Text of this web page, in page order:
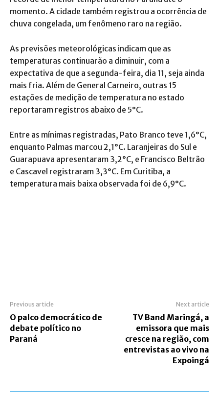
momento. A cidade também registrou a ocorrência de
chuva congelada, um fenômeno raro na região.
As previsões meteorológicas indicam que as
temperaturas continuarão a diminuir, com a
expectativa de que a segunda-feira, dia 11, seja ainda
mais fria. Além de General Carneiro, outras 15
estações de medição de temperatura no estado
reportaram registros abaixo de 5°C.
Entre as mínimas registradas, Pato Branco teve 1,6°C,
enquanto Palmas marcou 2,1°C. Laranjeiras do Sul e
Guarapuava apresentaram 3,2°C, e Francisco Beltrão
e Cascavel registraram 3,3°C. Em Curitiba, a
temperatura mais baixa observada foi de 6,9°C.
Previous article
O palco democrático de
debate político no
Paraná
Next article
TV Band Maringá, a
emissora que mais
cresce na região, com
entrevistas ao vivo na
Expoingá